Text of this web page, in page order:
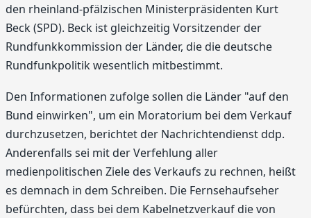
den rheinland-pfälzischen Ministerpräsidenten Kurt
Beck (SPD). Beck ist gleichzeitig Vorsitzender der
Rundfunkkommission der Länder, die die deutsche
Rundfunkpolitik wesentlich mitbestimmt.
Den Informationen zufolge sollen die Länder "auf den
Bund einwirken", um ein Moratorium bei dem Verkauf
durchzusetzen, berichtet der Nachrichtendienst ddp.
Anderenfalls sei mit der Verfehlung aller
medienpolitischen Ziele des Verkaufs zu rechnen, heißt
es demnach in dem Schreiben. Die Fernsehaufseher
befürchten, dass bei dem Kabelnetzverkauf die von